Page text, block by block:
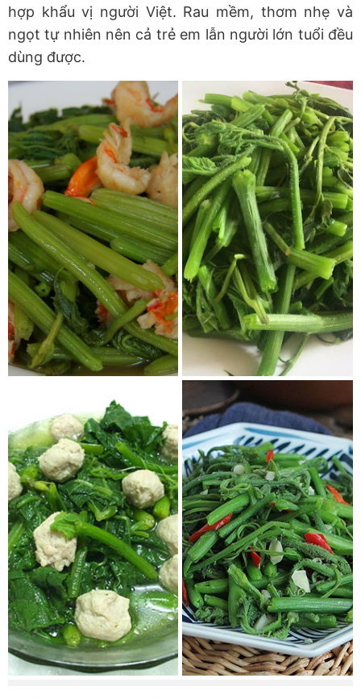
hợp khẩu vị người Việt. Rau mềm, thơm nhẹ và
ngọt tự nhiên nên cả trẻ em lẫn người lớn tuổi đều
dùng được.